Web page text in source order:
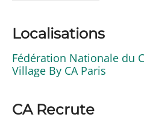
Localisations
Fédération Nationale du
Village By CA Paris
CA Recrute